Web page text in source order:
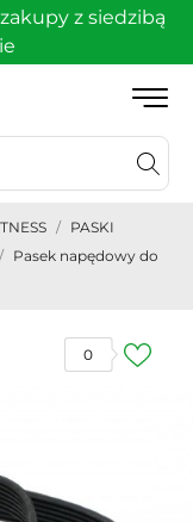
z siedzibą
PASKI
Pasek napędowy do
0